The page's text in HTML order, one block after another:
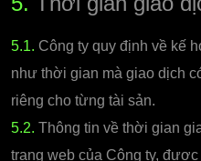
5.1. Công ty quy định về kế
như thời gian mà giao dịch
riêng cho từng tài sản.
5.2. Thông tin về thời gian
trang web của Công ty,